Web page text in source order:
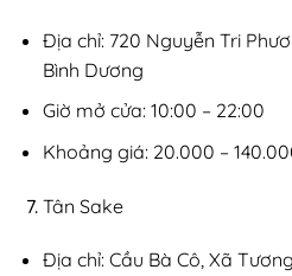
Địa chỉ: 720 Nguyễn Tri
Bình Dương
Giờ mở cửa: 10:00 – 22:00
Khoảng giá: 20.000 –
Tân Sake
Địa chỉ: Cầu Bà Cô, Xã